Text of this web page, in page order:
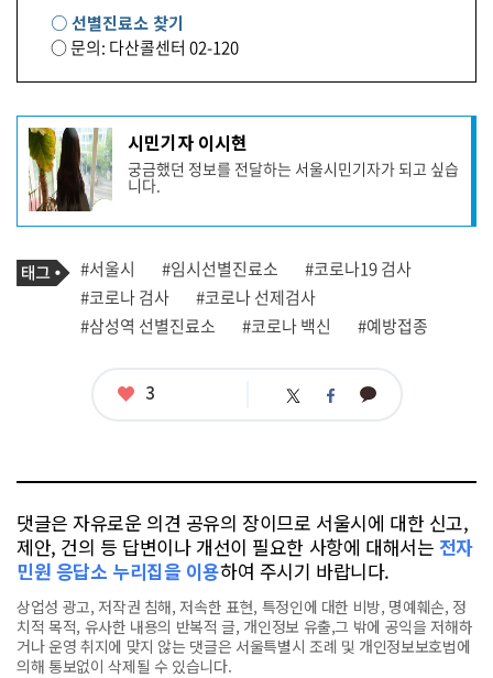
○ 선별진료소 찾기
○ 문의: 다산콜센터 02-120
기
사
작
성
자
프
필
시민기자 이시현
궁금했던 정보를 전달하는 서울시민기자가 되고 싶습
니다.
기
사
관
련
태
태
그
#서울시 #임시선별진료소
#코로나19 검사
#코로나 검사
#코로나 선제검사
#삼성역 선별진료소
#코로나 백신 #예방접종
좋
3 트 페 카
댓글은 자유로운 의견 공유의 장이므로 서울시에 대한 신고,
제안, 건의 등 답변이나 개선이 필요한 사항에 대해서는 전자
민원 응답소 누리집을 이용하여 주시기 바랍니다.
상업성 광고, 저작권 침해, 저속한 표현, 특정인에 대한 비방, 명예훼손, 정
치적 목적, 유사한 내용의 반복적 글, 개인정보 유출,그 밖에 공익을 저해하
거나 운영 취지에 맞지 않는 댓글은 서울특별시 조례 및 개인정보보호법에
의해 통보없이 삭제될 수 있습니다.